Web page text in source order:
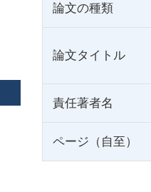
論文の種類
論文タイトル
責任著者名
ページ（自至）